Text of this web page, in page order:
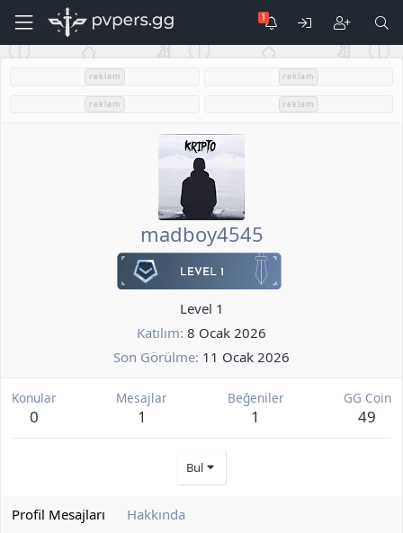
reklam reklam
reklam reklam
madboy4545
Level 1
Katılım 8 Ocak 2026
Son Görülme 11 Ocak 2026
Konular
0
Mesajlar
1
Beğeniler
1
GG Coin
49
Bul
Profil Mesajları Hakkında